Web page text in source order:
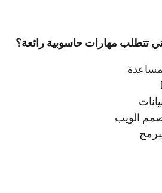
تتطلب مهارات حاسوبية رائعة؟
الويب